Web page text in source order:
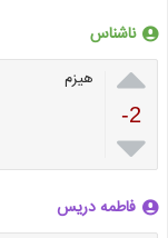
ناشناس

-2

هیزم
فاطمه دریس